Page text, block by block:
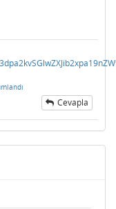
Cevapla